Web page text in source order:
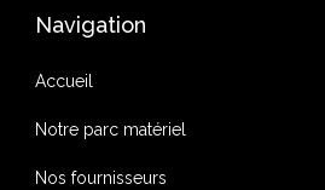
Navigation
Accueil
Notre parc matériel
Nos fournisseurs